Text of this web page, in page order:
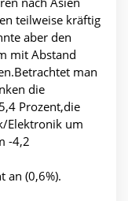
teilweise kräftig
aber den
mit Abstand
man
die
Prozent,die
Elektronik um
-4,2
an (0,6%).